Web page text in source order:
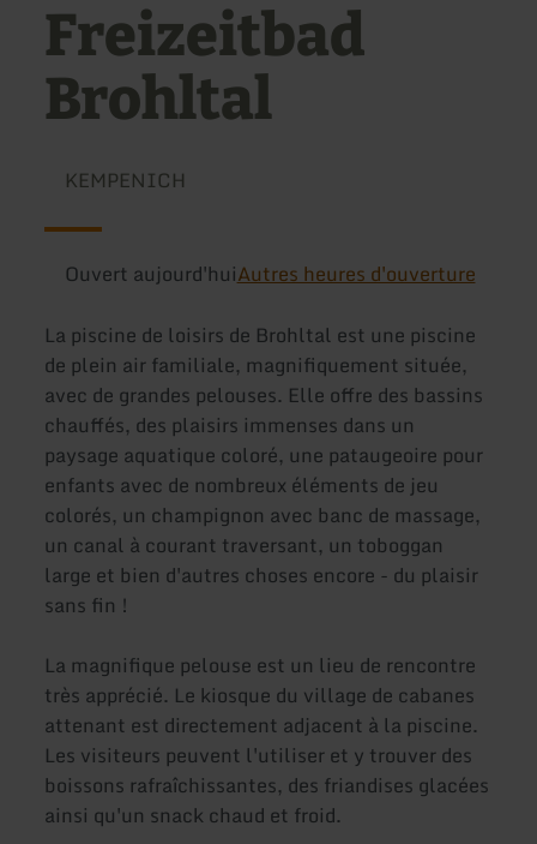
Freizeitbad
Brohltal
KEMPENICH
Ouvert aujourd'huiAutres heures d'ouverture
La piscine de loisirs de Brohltal est une piscine
de plein air familiale, magnifiquement située,
avec de grandes pelouses. Elle offre des bassins
chauffés, des plaisirs immenses dans un
paysage aquatique coloré, une pataugeoire pour
enfants avec de nombreux éléments de jeu
colorés, un champignon avec banc de massage,
un canal à courant traversant, un toboggan
large et bien d'autres choses encore - du plaisir
sans fin !
La magnifique pelouse est un lieu de rencontre
très apprécié. Le kiosque du village de cabanes
attenant est directement adjacent à la piscine.
Les visiteurs peuvent l'utiliser et y trouver des
boissons rafraîchissantes, des friandises glacées
ainsi qu'un snack chaud et froid.